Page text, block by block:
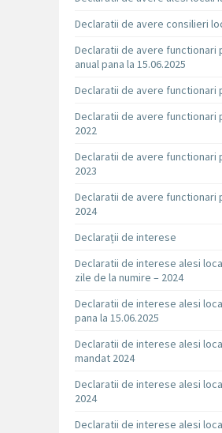
Declaratii de avere consilieri
Declaratii de avere functionari
anual pana la 15.06.2025
Declaratii de avere functionari
Declaratii de avere functionari
2022
Declaratii de avere functionari
2023
Declaratii de avere functionari
2024
Declarații de interese
Declaratii de interese alesi
zile de la numire – 2024
Declaratii de interese alesi
pana la 15.06.2025
Declaratii de interese alesi
mandat 2024
Declaratii de interese alesi
2024
Declaratii de interese alesi